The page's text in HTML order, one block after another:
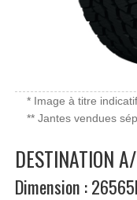
* Image à titre
** Jantes vendues
DESTINATION
Dimension :